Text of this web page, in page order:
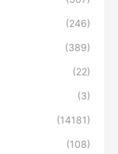
(246)
(389)
(22)
(3)
(14181)
(108)